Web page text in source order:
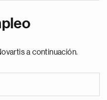
a continuación.